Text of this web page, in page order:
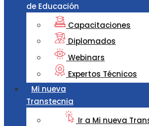
de Educación
Capacitaciones
Diplomados
Webinars
Expertos Técnicos
Mi nueva
Transtecnia
Ir a Mi nueva